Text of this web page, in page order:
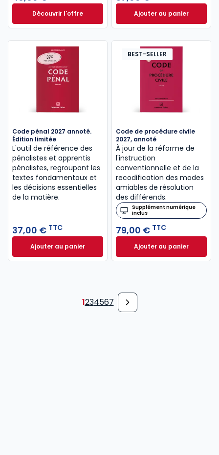
Découvrir l'offreLe guide pénal 2026. 27e éd. à partir de
Dès
Ajouter au panier
Code de
Code pénal 2027 annoté.
Édition limitée
L'outil de référence des
pénalistes et apprentis
pénalistes, regroupant les
textes fondamentaux et
les décisions essentielles
de la matière.
37,00 € TTC
Ajouter au panierCode pénal 2027 annoté. Édition limitée à 37,00 €
BEST-SELLER
Code de procédure civile
2027, annoté
À jour de la réforme de
l'instruction
conventionnelle et de la
recodification des modes
amiables de résolution
des différends.
Supplément numérique
inclus
79,00 € TTC
Ajouter au panier
Code de
1234567